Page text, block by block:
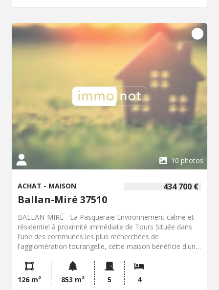
qu'une pièce destinée à un usage de bureau ou de
chambre d'appoint. L'ensemble immobilier dispose d'un
potentiel d'extension important grâce à deux granges
mitoyennes de 23 m² et 50 m² susceptibles d'être
aménagées. Deux dépendances à usage de cave de 8 m²
et 20 m² complètent la description de ce bien,
particulièrement adapté aux projets nécessitant des
volumes de stockage ou une évolution de la surface
habitable. - Classe énergie : F - Classe climat : C -
Logement à consommation énergétique excessive :
classe F => au 1/01/2028 si vente ou location : Obligation
niveau de performance compris entre A et E - Montant
estimé des dépenses annuelles d'énergie pour un usage
standard : 1820 à 2530 € (base 2023) - Prix Hon. Négo
Inclus : 210 000 € dont 5,00% Hon. Négo TTC charge acq.
Prix Hors Hon. Négo :200 000 € - Réf : 005/2063
10 photos
434 700 €
ACHAT - MAISON
Ballan-Miré 37510
BALLAN-MIRÉ - La Pasqueraie Environnement calme et
résidentiel à proximité immédiate de Tours Située dans
l'une des communes les plus recherchées de
l'agglomération tourangelle, cette maison bénéficie d'un
en restant proche de toutes les commodités. Édifiée en
2005 par le constructeur PIERRE & TERRE, cette maison
familiale très bien entretenue, développe environ 126 m²
126 m² 853 m² 5 4